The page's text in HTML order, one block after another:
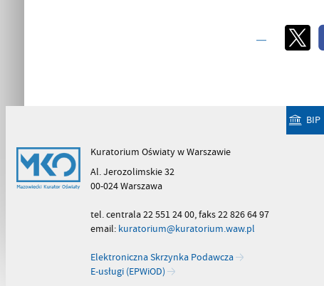
Kuratorium Oświaty w Warszawie
Al. Jerozolimskie 32
00-024 Warszawa
tel. centrala 22 551 24 00, faks 22 826 64 97
email: kuratorium@kuratorium.waw.pl
Elektroniczna Skrzynka Podawcza
E-usługi (EPWiOD)
BIP